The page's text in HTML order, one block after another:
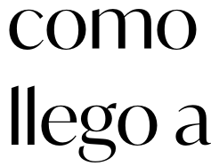
como
llego